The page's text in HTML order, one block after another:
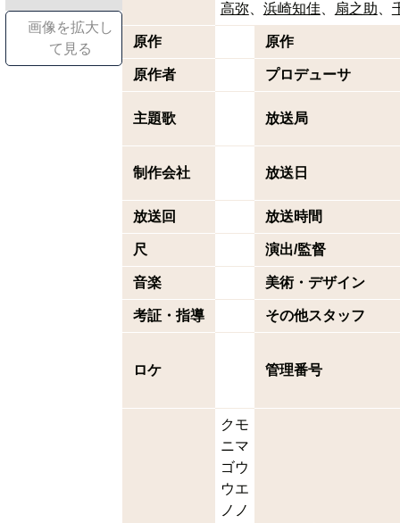
画像を拡大し
て見る
高弥
浜崎知佳 扇之助
原作 原作
原作者 プロデューサ
主題歌 放送局
制作会社 放送日
放送回 放送時間
尺 演出/監督
音楽 美術・デザイン
考証・指導 その他スタッフ
ロケ 管理番号
クモ
ニマ
ゴウ
ウエ
ノノ